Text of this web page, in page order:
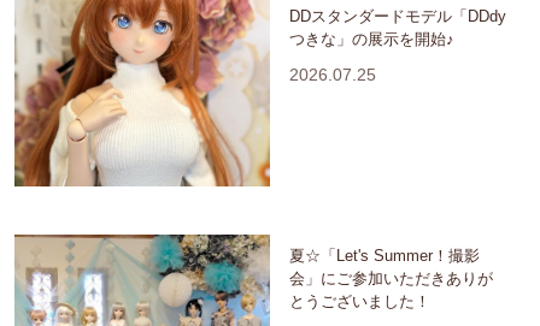
DDスタンダードモデル「DDdy
つきな」の展示を開始♪
2026.07.25
夏☆「Let's Summer！撮影
会」にご参加いただきありが
とうございました！